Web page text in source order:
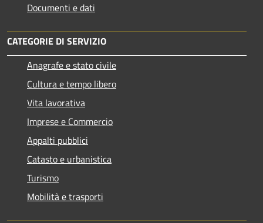
Documenti e dati
CATEGORIE DI SERVIZIO
Anagrafe e stato civile
Cultura e tempo libero
Vita lavorativa
Imprese e Commercio
Appalti pubblici
Catasto e urbanistica
Turismo
Mobilità e trasporti